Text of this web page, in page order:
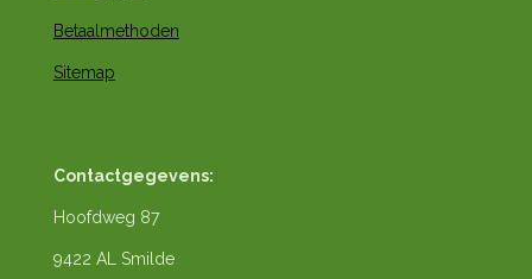
Betaalmethoden
Sitemap
Contactgegevens:
Hoofdweg 87
9422 AL Smilde